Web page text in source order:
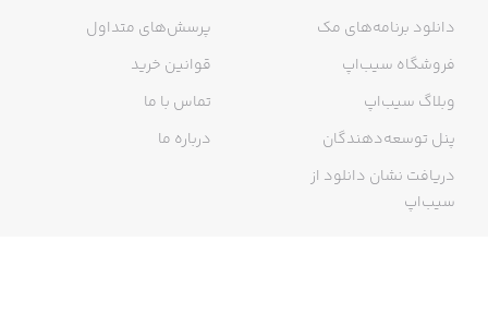
دانلود برنامه‌های مک
فروشگاه سیب‌اپ
وبلاگ سیب‌اپ
پنل توسعه‌دهندگان
دریافت نشان دانلود از
سیب‌اپ
پرسش‌های متداول
قوانین خرید
تماس با ما
درباره ما